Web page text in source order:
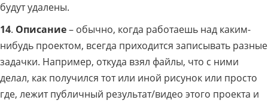
будут удалены.
14. Описание– обычно, когда работаешь над каким-
нибудь проектом, всегда приходится записывать разные
задачки. Например, откуда взял файлы, что с ними
делал, как получился тот или иной рисунок или просто
где, лежит публичный результат/видео этого проекта и